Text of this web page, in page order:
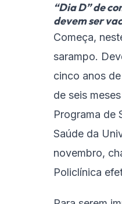
“Dia D” de
devem ser
Começa,
sarampo.
cinco anos
de seis
Programa de
Saúde da
novembro,
Policlínica